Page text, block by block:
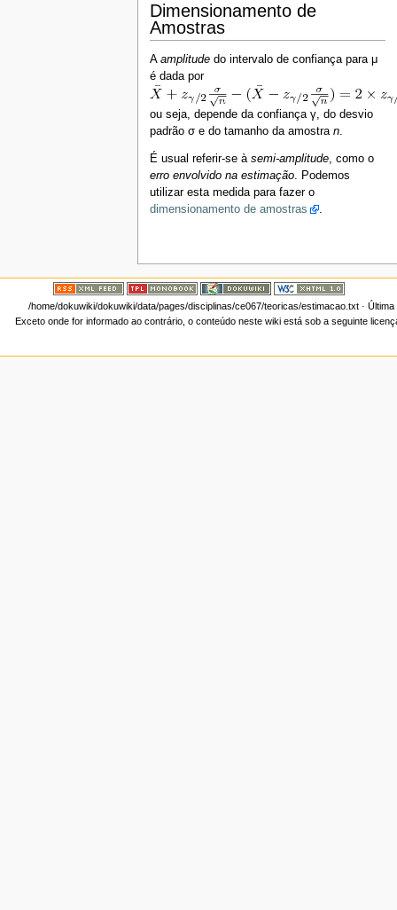
Dimensionamento de
Amostras
A amplitudedo intervalo de confiança para μ
é dada por
ou seja, depende da confiança γ, do desvio
padrão σ e do tamanho da amostra n.
É usual referir-se à semi-amplitude, como o
erro envolvido na estimação. Podemos
utilizar esta medida para fazer o
dimensionamento de amostras
.
/home/dokuwiki/dokuwiki/data/pages/disciplinas/ce067/teoricas/estimacao.txt· Última
Exceto onde for informado ao contrário, o conteúdo neste wiki está sob a seguinte